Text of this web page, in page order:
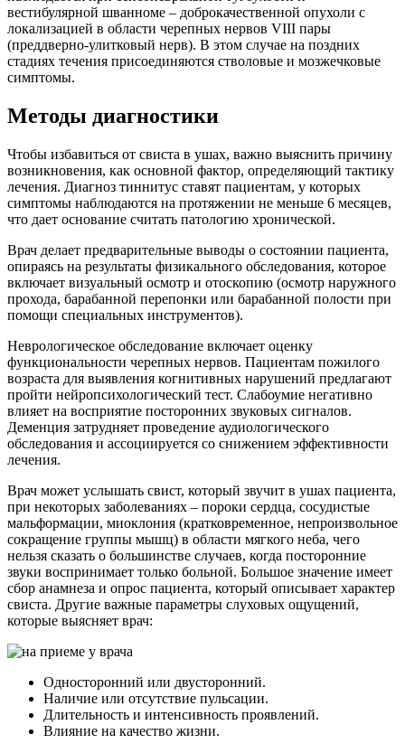
вестибулярной шванноме – доброкачественной опухоли с
локализацией в области черепных нервов VIII пары
(преддверно-улитковый нерв). В этом случае на поздних
стадиях течения присоединяются стволовые и мозжечковые
симптомы.
Методы диагностики
Чтобы избавиться от свиста в ушах, важно выяснить причину
возникновения, как основной фактор, определяющий тактику
лечения. Диагноз тиннитус ставят пациентам, у которых
симптомы наблюдаются на протяжении не меньше 6 месяцев,
что дает основание считать патологию хронической.
Врач делает предварительные выводы о состоянии пациента,
опираясь на результаты физикального обследования, которое
включает визуальный осмотр и отоскопию (осмотр наружного
прохода, барабанной перепонки или барабанной полости при
помощи специальных инструментов).
Неврологическое обследование включает оценку
функциональности черепных нервов. Пациентам пожилого
возраста для выявления когнитивных нарушений предлагают
пройти нейропсихологический тест. Слабоумие негативно
влияет на восприятие посторонних звуковых сигналов.
Деменция затрудняет проведение аудиологического
обследования и ассоциируется со снижением эффективности
лечения.
Врач может услышать свист, который звучит в ушах пациента,
при некоторых заболеваниях – пороки сердца, сосудистые
мальформации, миоклония (кратковременное, непроизвольное
сокращение группы мышц) в области мягкого неба, чего
нельзя сказать о большинстве случаев, когда посторонние
звуки воспринимает только больной. Большое значение имеет
сбор анамнеза и опрос пациента, который описывает характер
свиста. Другие важные параметры слуховых ощущений,
которые выясняет врач:
Односторонний или двусторонний.
Наличие или отсутствие пульсации.
Длительность и интенсивность проявлений.
Влияние на качество жизни.